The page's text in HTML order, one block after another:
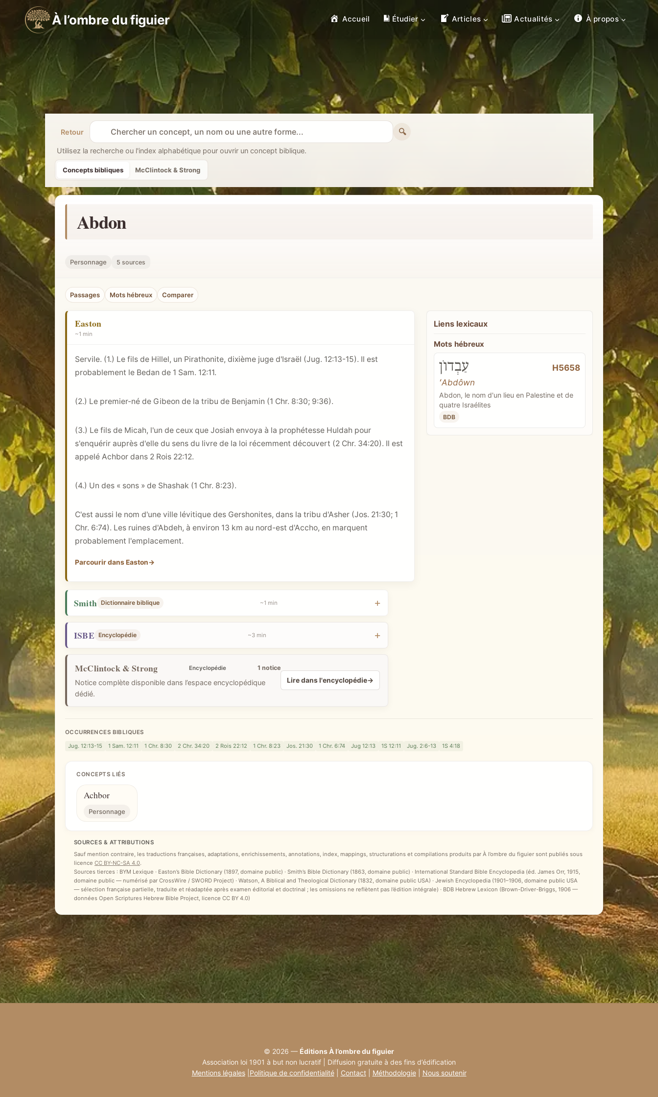
À l’ombre du figuier Accueil Étudier Articles Actualités À propos
Retour
R
e
e
c
h
c
n
c
p
t
i
l
i
q
e
🔍
Utilisez la recherche ou l'index alphabétique pour ouvrir un concept biblique.
Concepts bibliques McClintock & Strong
Abdon
Personnage 5 sources
Passages Mots hébreux Comparer
Liens lexicaux
Mots hébreux
עַבְדוֹן
H5658
ʻAbdôwn
Abdon, le nom d'un lieu en Palestine et de
quatre Israélites
BDB
Easton
~1 min
Servile. (1.) Le fils de Hillel, un Pirathonite, dixième juge d'Israël (Jug. 12:13-15). Il est
probablement le Bedan de 1 Sam. 12:11.
(2.) Le premier-né de Gibeon de la tribu de Benjamin (1 Chr. 8:30; 9:36).
(3.) Le fils de Micah, l'un de ceux que Josiah envoya à la prophétesse Huldah pour
s'enquérir auprès d'elle du sens du livre de la loi récemment découvert (2 Chr. 34:20). Il est
appelé Achbor dans 2 Rois 22:12.
(4.) Un des « sons » de Shashak (1 Chr. 8:23).
C'est aussi le nom d'une ville lévitique des Gershonites, dans la tribu d'Asher (Jos. 21:30; 1
Chr. 6:74). Les ruines d'Abdeh, à environ 13 km au nord-est d'Accho, en marquent
probablement l'emplacement.
Parcourir dans Easton→
Smith Dictionnaire biblique ~1 min
ISBE Encyclopédie ~3 min
McClintock & Strong Encyclopédie 1 notice
Notice complète disponible dans l’espace encyclopédique
dédié.
Lire dans l'encyclopédie→
OCCURRENCES BIBLIQUES
Jug. 12:13-15
1 Sam. 12:11 1 Chr. 8:30 2 Chr. 34:20 2 Rois 22:12 1 Chr. 8:23 Jos. 21:30 1 Chr. 6:74 Jug 12:13 1S 12:11 Jug. 2:6-13 1S 4:18
CONCEPTS LIÉS
Achbor
Personnage
SOURCES & ATTRIBUTIONS
Sauf mention contraire, les traductions françaises, adaptations, enrichissements, annotations, index, mappings, structurations et compilations produits par À l’ombre du figuier sont publiés sous
licence CC BY-NC-SA 4.0.
Sources tierces : BYM Lexique · Easton’s Bible Dictionary (1897, domaine public) · Smith’s Bible Dictionary (1863, domaine public) · International Standard Bible Encyclopedia (éd. James Orr, 1915,
domaine public — numérisé par CrossWire / SWORD Project) · Watson, A Biblical and Theological Dictionary (1832, domaine public USA) · Jewish Encyclopedia (1901–1906, domaine public USA
— sélection française partielle, traduite et réadaptée après examen éditorial et doctrinal ; les omissions ne reflètent pas l’édition intégrale) · BDB Hebrew Lexicon (Brown-Driver-Briggs, 1906 —
données Open Scriptures Hebrew Bible Project, licence CC BY 4.0)
© 2026 — Éditions À l’ombre du figuier
Association loi 1901 à but non lucratif | Diffusion gratuite à des fins d’édification
Mentions légales| Politique de confidentialité| Contact| Méthodologie| Nous soutenir